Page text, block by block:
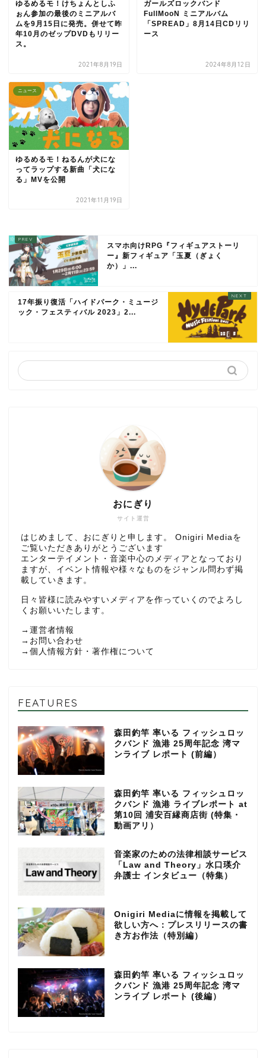
ゆるめるモ！けちょんとしふ
ぉん参加の最後のミニアルバ
ムを9月15日に発売。併せて昨
年10月のゼップDVDもリリー
ス。
2021年8月19日
ガールズロックバンド
FullMooN ミニアルバム
「SPREAD」8月14日CDリリ
ース
2024年8月12日
ニュース
ゆるめるモ！ねるんが犬にな
ってラップする新曲「犬にな
る」MVを公開
2021年11月19日
スマホ向けRPG『フィギュアストーリ
ー』新フィギュア「玉夏（ぎょく
か）」...
17年振り復活「ハイドパーク・ミュージ
ック・フェスティバル 2023」2...
サイト運営
おにぎり
はじめまして、おにぎりと申します。 Onigiri Mediaを
ご覧いただきありがとうございます
エンターテイメント・音楽中心のメディアとなっており
ますが、イベント情報や様々なものをジャンル問わず掲
載していきます。
日々皆様に読みやすいメディアを作っていくのでよろし
くお願いいたします。
→ 運営者情報
→ お問い合わせ
→ 個人情報方針・著作権について
FEATURES
森田釣竿 率いる フィッシュロッ
クバンド 漁港 25周年記念 湾マ
ンライブ レポート (前編）
森田釣竿 率いる フィッシュロッ
クバンド 漁港 ライブレポート at
第10回 浦安百縁商店街 (特集・
動画アリ）
音楽家のための法律相談サービス
「Law and Theory」水口瑛介
弁護士 インタビュー（特集）
Onigiri Mediaに情報を掲載して
欲しい方へ：プレスリリースの書
き方お作法（特別編）
森田釣竿 率いる フィッシュロッ
クバンド 漁港 25周年記念 湾マ
ンライブ レポート (後編）